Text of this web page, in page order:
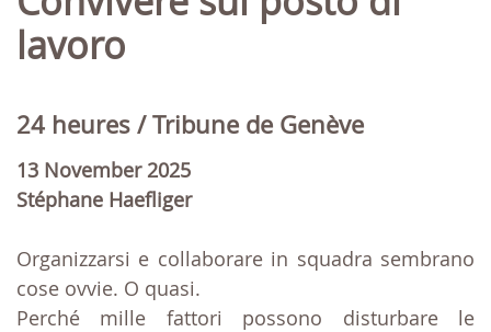
lavoro
24 heures / Tribune de Genève
13 November 2025
Stéphane Haefliger
Organizzarsi e collaborare in squadra sembrano
cose ovvie. O quasi.
Perché mille fattori possono disturbare le